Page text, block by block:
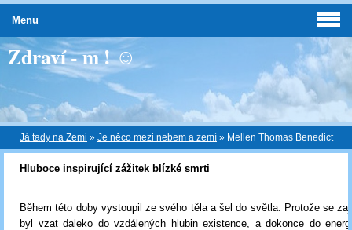
Zdraví - m ! ☺
Já tady na Zemi » Je něco mezi nebem a zemí » Mellen Thomas Benedict
Hluboce inspirující zážitek blízké smrti
Během této doby vystoupil ze svého těla a šel do světla. Protože se
byl vzat daleko do vzdálených hlubin existence, a dokonce do
Menu